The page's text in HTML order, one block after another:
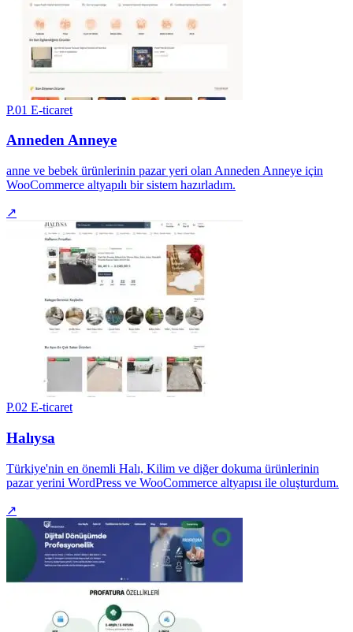
P.01 E-ticaret
Anneden Anneye
anne ve bebek ürünlerinin pazar yeri olan Anneden Anneye için
WooCommerce altyapılı bir sistem hazırladım.
↗
P.02 E-ticaret
Halıysa
Türkiye'nin en önemli Halı, Kilim ve diğer dokuma ürünlerinin
pazar yerini WordPress ve WooCommerce altyapısı ile oluşturdum.
↗